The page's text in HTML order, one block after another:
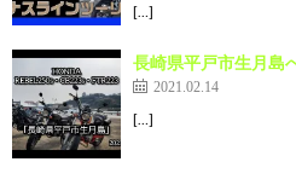
[…]
長崎県平戸市生月島
2021.02.14
[…]